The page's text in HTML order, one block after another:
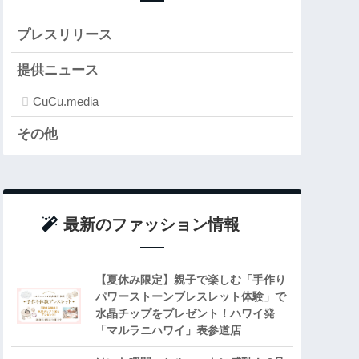
プレスリリース
提供ニュース
CuCu.media
その他
最新のファッション情報
【夏休み限定】親子で楽しむ「手作り
パワーストーンブレスレット体験」で
水晶チップをプレゼント！ハワイ発
「マルラニハワイ」表参道店